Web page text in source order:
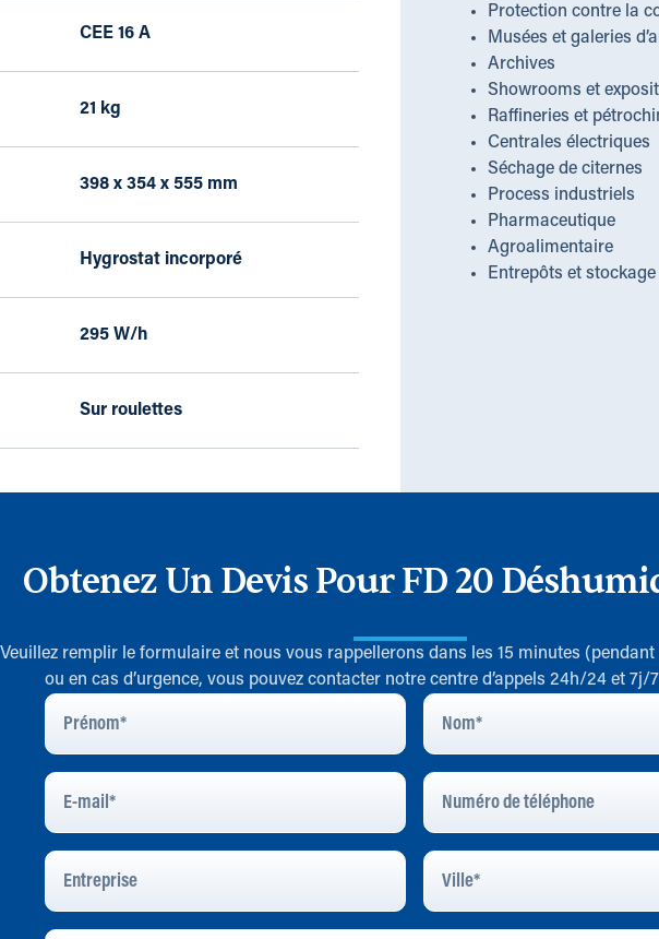
CEE 16 A
21 kg
398 x 354 x 555 mm
Hygrostat incorporé
295 W/h
Sur roulettes
Protection contre la
Musées et galeries
Archives
Showrooms et
Raffineries et
Centrales électriques
Séchage de citernes
Process industriels
Pharmaceutique
Agroalimentaire
Entrepôts et stockage
Obtenez Un Devis Pour FD 20
Veuillez remplir le formulaire et nous vous rappellerons dans les 15 minutes (pendant
ou en cas d’urgence, vous pouvez contacter notre centre d’appels 24h/24 et 7j/
Prénom Nom
E-
Mail*
Numéro
Téléphone
Entreprise
Ville